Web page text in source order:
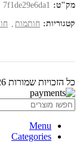
מק"ט: 7f1de29e6da1
קטגוריות: חותמות ,
כל הזכויות שמורות 2026 ל-תמונה ושלט ©
Menu
Categories